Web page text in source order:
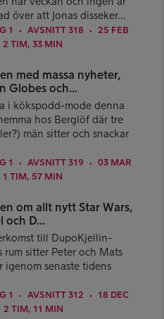
över att Jonas disseker...
1 ● AVSNITT 318 ●
25 FEB
2 TIM, 33 MIN
med massa nyheter,
Globes och...
i kökspodd-mode denna
hos Berglöf där tre
män sitter och snackar
1 ● AVSNITT 319 ●
03 MAR
1 TIM, 57 MIN
om allt nytt Star Wars,
och D...
till DupoKjellin-
rum sitter Peter och Mats
igenom senaste tidens
1 ● AVSNITT 312 ●
18 DEC
2 TIM, 11 MIN